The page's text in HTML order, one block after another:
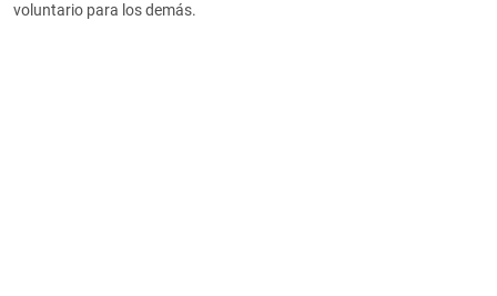
voluntario para los demás.